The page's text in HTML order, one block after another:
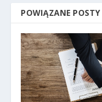
POWIĄZANE POSTY